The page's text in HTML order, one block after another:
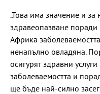
„Това има значение и за
здравеопазване
Африка
ненапълно овладяна.
осигурят здравни
заболеваемостта и
ще бъде най-силно